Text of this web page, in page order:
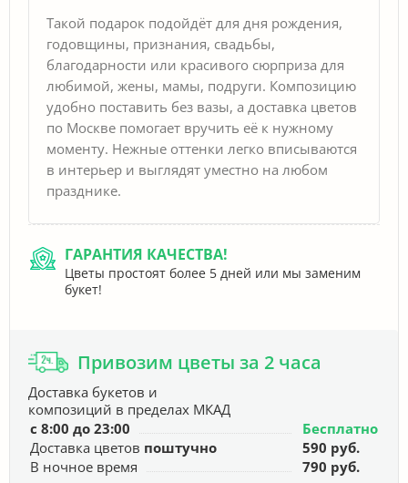
Такой подарок подойдёт для дня рождения,
годовщины, признания, свадьбы,
благодарности или красивого сюрприза для
любимой, жены, мамы, подруги. Композицию
удобно поставить без вазы, а доставка цветов
по Москве помогает вручить её к нужному
моменту. Нежные оттенки легко вписываются
в интерьер и выглядят уместно на любом
празднике.
ГАРАНТИЯ КАЧЕСТВА!
Цветы простоят более 5 дней или мы заменим
букет!
Привозим цветы за 2 часа
Доставка букетов и
композиций в пределах МКАД
с 8:00 до 23:00
Бесплатно
Доставка цветов поштучно
590 руб.
В ночное время
790 руб.